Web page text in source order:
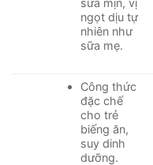
ngọt dịu tự
nhiên như
sữa mẹ.
Công thức
đặc chế
cho trẻ
biếng ăn,
suy dinh
dưỡng.